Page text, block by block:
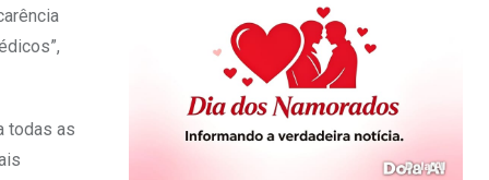
todas as